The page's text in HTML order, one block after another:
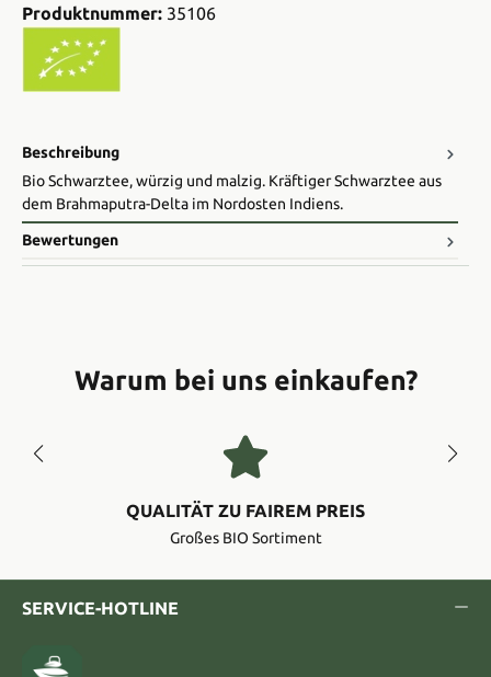
Produktnummer: 35106
Beschreibung
Bio Schwarztee, würzig und malzig. Kräftiger Schwarztee aus
dem Brahmaputra-Delta im Nordosten Indiens.
Bewertungen
Warum bei uns einkaufen?
QUALITÄT ZU FAIREM PREIS
Großes BIO Sortiment
SERVICE-HOTLINE